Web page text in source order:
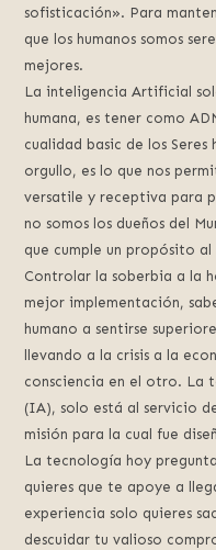
sofisticación». Para
que los humanos somos
mejores.
La inteligencia Artificial
humana, es tener como
cualidad basic de los
orgullo, es lo que nos
versatile y receptiva para
no somos los dueños del
que cumple un propósito
Controlar la soberbia a la
mejor implementación,
humano a sentirse
llevando a la crisis a la
consciencia en el otro. La
(IA), solo está al servicio
misión para la cual fue
La tecnología hoy
quieres que te apoye a
experiencia solo quieres
descuidar tu valioso